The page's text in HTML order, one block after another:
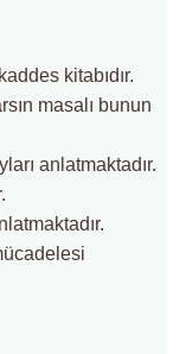
kitabıdır.
masalı bunun
anlatmaktadır.